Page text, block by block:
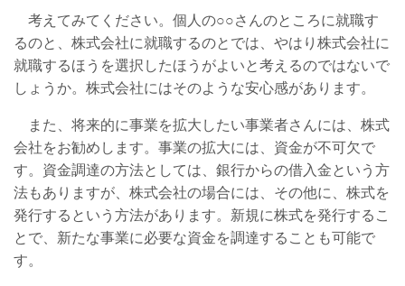
考えてみてください。個人の○○さんのところに就職す
るのと、株式会社に就職するのとでは、やはり株式会社に
就職するほうを選択したほうがよいと考えるのではないで
しょうか。株式会社にはそのような安心感があります。
また、将来的に事業を拡大したい事業者さんには、株式
会社をお勧めします。事業の拡大には、資金が不可欠で
す。資金調達の方法としては、銀行からの借入金という方
法もありますが、株式会社の場合には、その他に、株式を
発行するという方法があります。新規に株式を発行するこ
とで、新たな事業に必要な資金を調達することも可能で
す。